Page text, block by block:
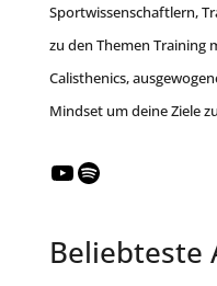
Sportwissenschaftlern,
zu den Themen Training
Calisthenics,
Mindset um deine Ziele
YouTube
Beliebteste